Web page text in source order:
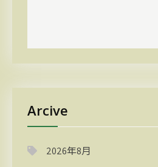
Arcive
2026年8月